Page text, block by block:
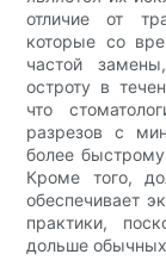
отличие от
которые со
частой
остроту в
что
разрезов с
более
Кроме того,
обеспечивает
практики,
дольше